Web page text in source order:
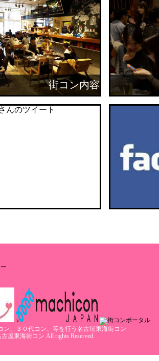
街コン内容
んのツイート
ン、３０代コン、等を行う名古屋東海街コン
屋東海街コン All rights Reserved.